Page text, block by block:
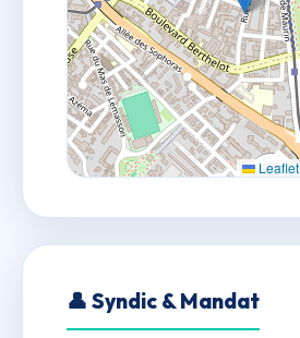
Leaflet
👤 Syndic & Mandat